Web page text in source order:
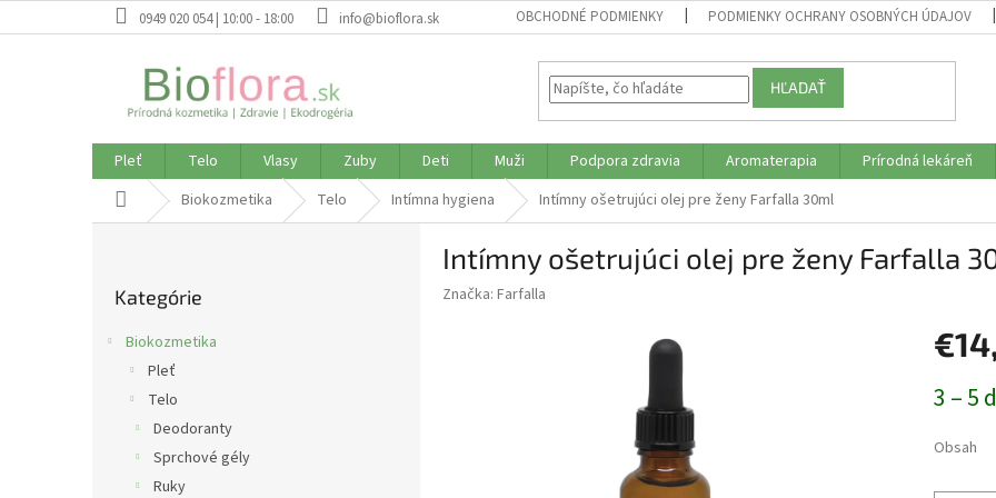
na
0949 020 054 | 10:00 - 18:00 info@bioflora.sk OBCHODNÉ PODMIENKY PODMIENKY OCHRANY OSOBNÝCH ÚDAJOV
HĽADAŤ
Pleť Telo Vlasy Zuby Deti Muži Podpora zdravia Aromaterapia Prírodná lekáreň
DomovBiokozmetika Telo Intímna hygiena Intímny ošetrujúci olej pre ženy Farfalla 30ml
kategórie
Kategórie
Biokozmetika
Pleť
Telo
Deodoranty
Sprchové gély
Ruky
Intímny ošetrujúci olej pre ženy Farfalla
Značka: Farfalla
cena:
3 – 5
Obsah